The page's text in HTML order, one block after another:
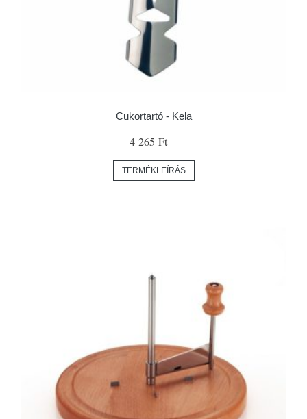
Cukortartó - Kela
4 265 Ft
TERMÉKLEÍRÁS